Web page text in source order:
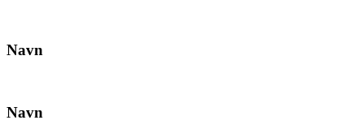
Navn
Navn